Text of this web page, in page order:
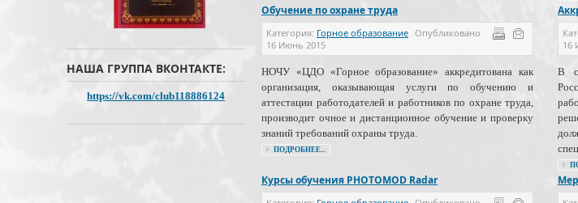
Обучение по охране труда
Категория: Горное образование Опубликовано
16 Июнь 2015
НОЧУ «ЦДО «Горное образование» аккредитована как
организация, оказывающая услуги по обучению и
аттестации работодателей и работников по охране труда,
производит очное и дистанционное обучение и проверку
знаний требований охраны труда.
ПОДРОБНЕЕ...
16
В
Курсы обучения PHOTOMOD Radar
НАША ГРУППА ВКОНТАКТЕ:
https://vk.com/club118886124